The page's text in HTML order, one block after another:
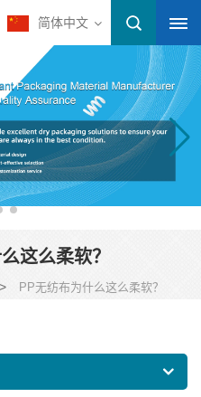
简体中文
这么柔软？
PP无纺布为什么这么柔软？